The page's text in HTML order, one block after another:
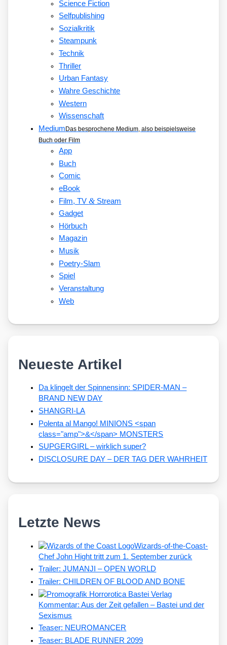
Science Fiction
Selfpublishing
Sozialkritik
Steampunk
Technik
Thriller
Urban Fantasy
Wahre Geschichte
Western
Wissenschaft
Medium Das besprochene Medium, also beispielsweise
Buch oder Film
App
Buch
Comic
eBook
Film, TV&Stream
Gadget
Hörbuch
Magazin
Musik
Poetry-Slam
Spiel
Veranstaltung
Web
Neueste Artikel
Da klingelt der Spinnensinn: SPIDER-MAN –
BRAND NEW DAY
SHANGRI-LA
Polenta al Mango! MINIONS <span
class="amp">&</span> MONSTERS
SUPGERGIRL – wirklich super?
DISCLOSURE DAY – DER TAG DER WAHRHEIT
Letzte News
Wizards-of-the-Coast-
Chef John Hight tritt zum 1. September zurück
Trailer: JUMANJI – OPEN WORLD
Trailer: CHILDREN OF BLOOD AND BONE
Kommentar: Aus der Zeit gefallen – Bastei und der
Sexismus
Teaser: NEUROMANCER
Teaser: BLADE RUNNER 2099